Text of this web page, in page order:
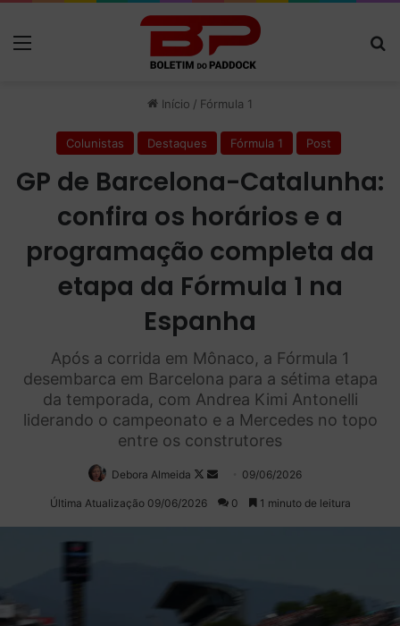
Início / Fórmula 1
Colunistas Destaques Fórmula 1 Post
GP de Barcelona-Catalunha:
confira os horários e a
programação completa da
etapa da Fórmula 1 na
Espanha
Após a corrida em Mônaco, a Fórmula 1
desembarca em Barcelona para a sétima etapa
da temporada, com Andrea Kimi Antonelli
liderando o campeonato e a Mercedes no topo
entre os construtores
Debora Almeida
Follow
on
Mande
um
09/06/2026
Última Atualização 09/06/2026 0 1 minuto de leitura